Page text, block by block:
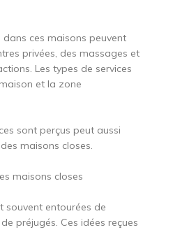
dans ces maisons peuvent
privées, des massages et
Les types de services
et la zone
sont perçus peut aussi
maisons closes.
maisons closes
souvent entourées de
préjugés. Ces idées reçues